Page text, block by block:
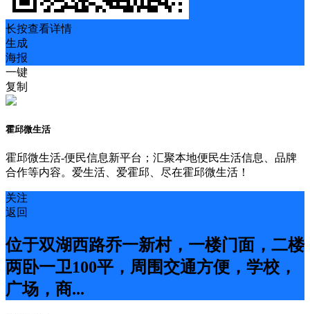
长按查看详情
生成
海报
一键
复制
霍邱微生活
霍邱微生活-便民信息新平台；汇聚本地便民生活信息、品牌
合作等内容。爱生活、爱霍邱、尽在霍邱微生活！
关注
返回
位于双湖西路乔一新村，一楼门面，二楼
两卧一卫100平，周围交通方便，学校，
广场，商...